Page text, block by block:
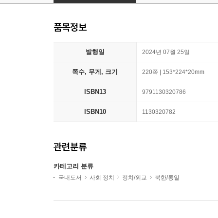
품목정보
발행일 2024년 07월 25일
쪽수, 무게, 크기 220쪽 | 153*224*20mm
ISBN13 9791130320786
ISBN10 1130320782
관련분류
카테고리 분류
국내도서 사회 정치 정치/외교 북한/통일